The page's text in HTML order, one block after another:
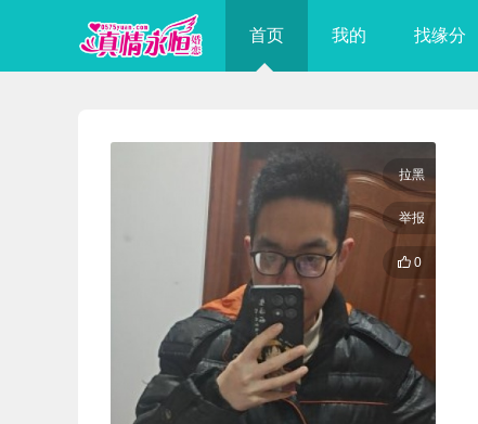
首页 我的 找缘分
拉黑
举报
 0